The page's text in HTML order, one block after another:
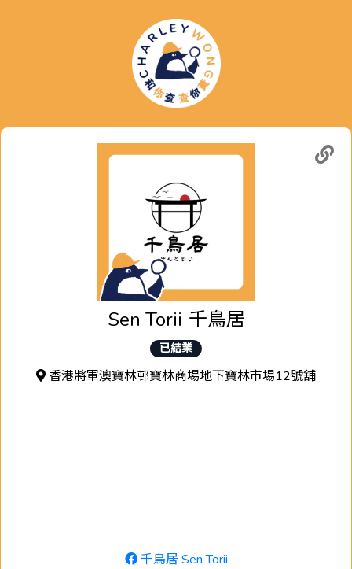
Sen Torii 千鳥居
已結業
香港將軍澳寶林邨寶林商場地下寶林市場12號舖
千鳥居 Sen Torii